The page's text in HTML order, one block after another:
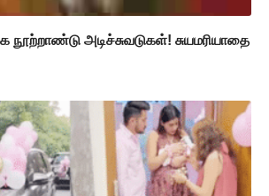
நூற்றாண்டு அடிச்சுவடுகள்! சுயமரியாதை